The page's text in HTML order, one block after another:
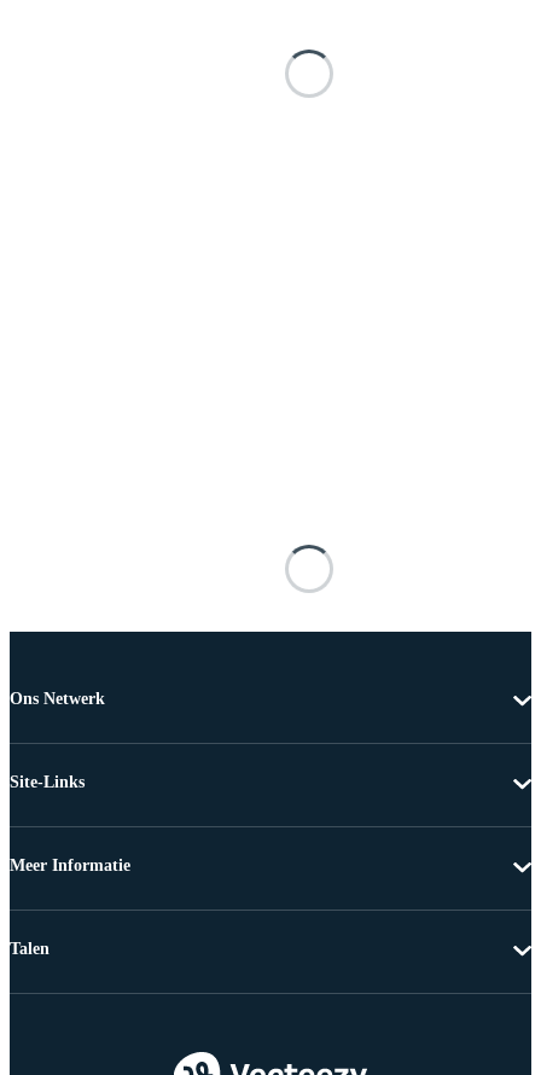
Ons Netwerk
Site-Links
Meer Informatie
Talen